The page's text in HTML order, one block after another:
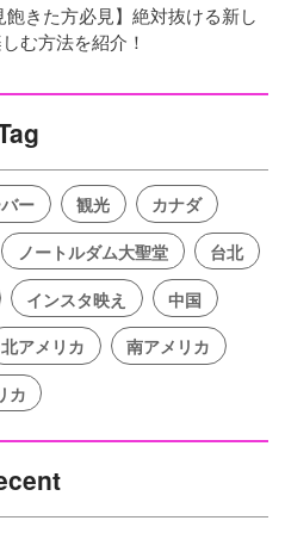
飽きた方必見】絶対抜ける新し
む方法を紹介！
ー 観光
カナダ
ノートルダム大聖堂
台北
インスタ映え
中国
北アメリカ
南アメリカ
カ